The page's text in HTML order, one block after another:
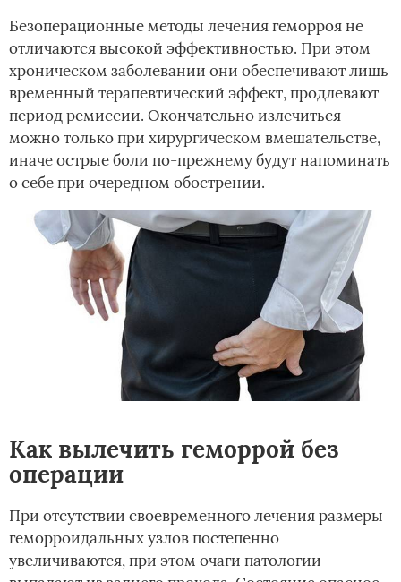
Безоперационные методы лечения геморроя не
отличаются высокой эффективностью. При этом
хроническом заболевании они обеспечивают лишь
временный терапевтический эффект, продлевают
период ремиссии. Окончательно излечиться
можно только при хирургическом вмешательстве,
иначе острые боли по-прежнему будут напоминать
о себе при очередном обострении.
Как вылечить геморрой без
операции
При отсутствии своевременного лечения размеры
геморроидальных узлов постепенно
увеличиваются, при этом очаги патологии